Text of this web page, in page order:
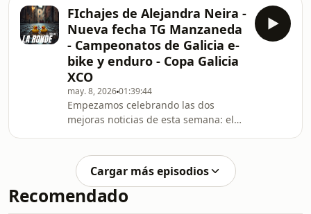
valorar l
para eso nos habéis invitado, para
que los catemos! - BTT: Tras la carrera
de POnteareas la Copa de Galicia
enfila su recta final. Hay muchos
movimientos en las clasificaciones, las
cuales se pretan especialmente en las
absolutas. También hacemos una
previa de la Copa d
FIchajes de Alejandra Neira -
Nueva fecha TG Manzaneda
- Campeonatos de Galicia e-
bike y enduro - Copa Galicia
XCO
may. 8, 202601:39:44
Empezamos celebrando las dos
mejoras noticias de esta semana: el
equipo Movistar hasta 2029!!! []
Transgalaica 2026: Se ha pospuesto el
final de 20º aniversario del circuíto
maratón por excelincia de nuestra
Cargar más episodios
Recomendado